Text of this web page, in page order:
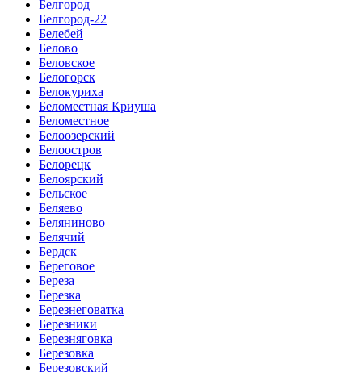
Белгород
Белгород-22
Белебей
Белово
Беловское
Белогорск
Белокуриха
Беломестная Криуша
Беломестное
Белоозерский
Белоостров
Белорецк
Белоярский
Бельское
Беляево
Беляниново
Белячий
Бердск
Береговое
Береза
Березка
Березнеговатка
Березники
Березняговка
Березовка
Березовский